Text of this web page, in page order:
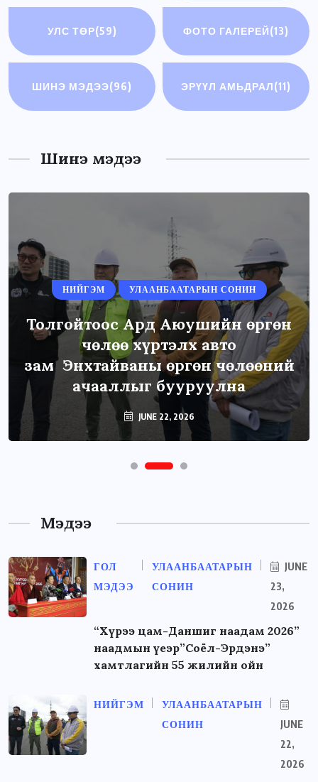
УЛС ТӨР(59) ФОТО ГАЛЕРЕЙ(13)
ШИНЭ МЭДЭЭ(96) ЭРҮҮЛ АМЬДРАЛ(11)
Шинэ мэдээ
НИЙГЭМ УЛААНБААТАРЫН СОНИН
Толгойтоос Ард Аюушийн өргөн
чөлөө хүртэлх авто
зам Энхтайваны өргөн чөлөөний
ачааллыг бууруулна
JUNE 22, 2026
Мэдээ
ГОЛ
МЭДЭЭ
УЛААНБААТАРЫН
СОНИН
JUNE
23,
2026
“Хүрээ цам-Даншиг наадам 2026”
наадмын үеэр”Соёл-Эрдэнэ”
хамтлагийн 55 жилийн ойн
НИЙГЭМ
УЛААНБААТАРЫН
СОНИН
JUNE
22,
2026